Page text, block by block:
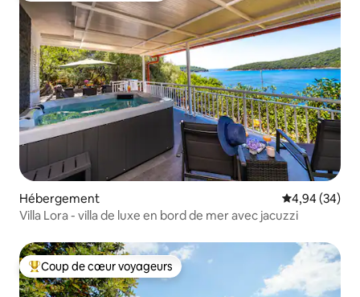
Hébergement Évaluation
4,94 (34)
Villa Lora - villa de luxe en bord de mer avec jacuzzi
Coups de cœur voyageurs les plus appréciés
Coup de cœur voyageurs